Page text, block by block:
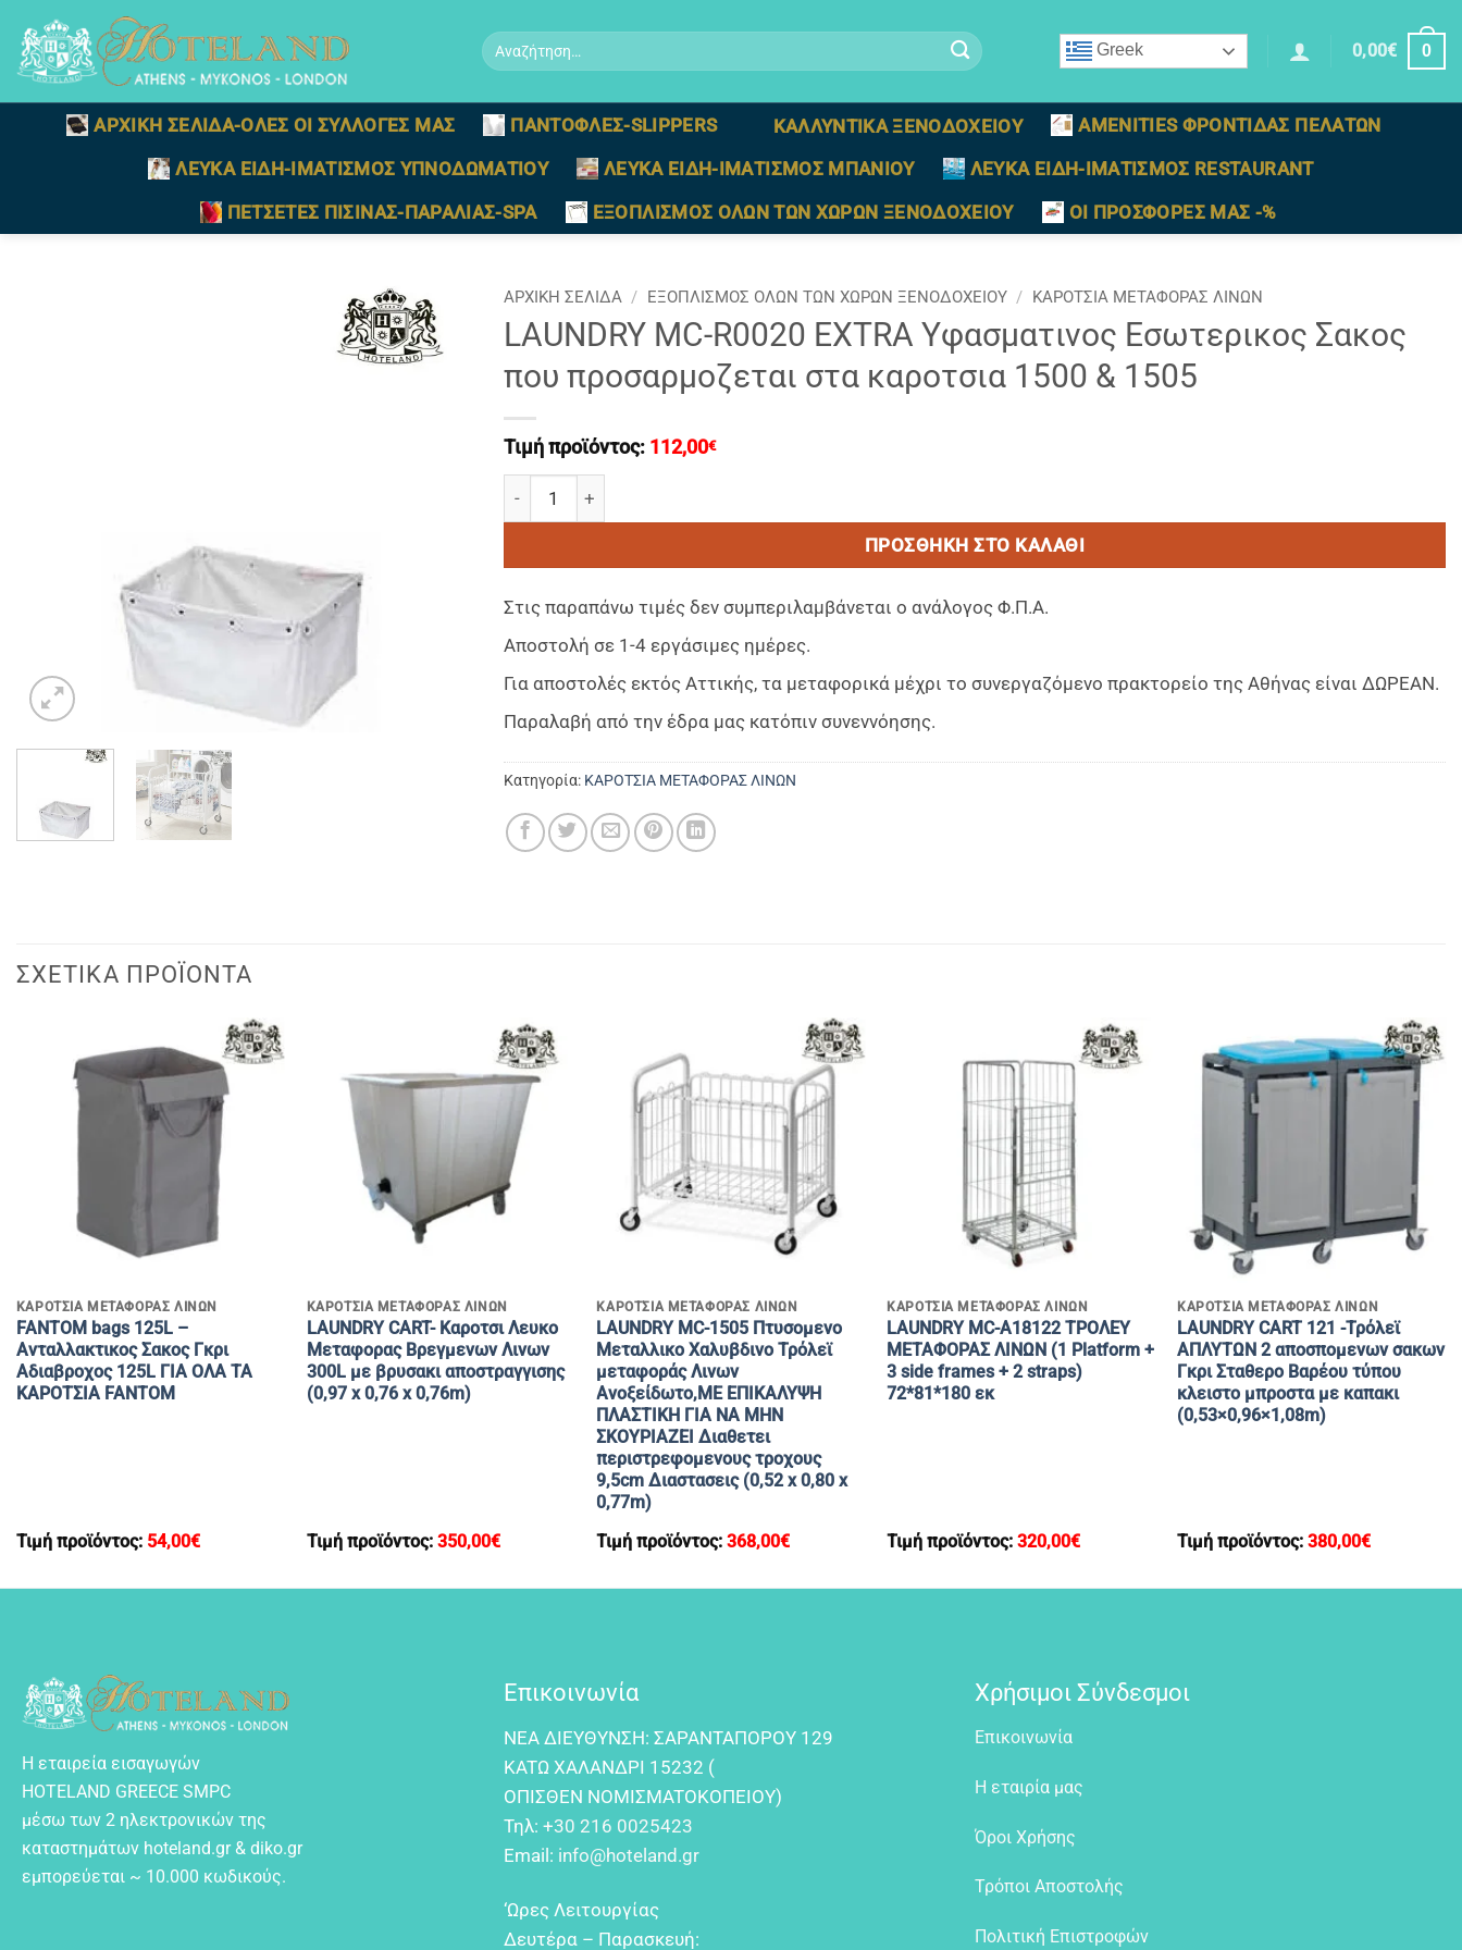
στο
περιεχόμενο
Αναζήτηση
για:
Greek 0,00€ 0
ΑΡΧΙΚΗ ΣΕΛΙΔΑ-ΟΛΕΣ ΟΙ ΣΥΛΛΟΓΕΣ ΜΑΣ ΠΑΝΤΟΦΛΕΣ-SLIPPERS ΚΑΛΛΥΝΤΙΚΑ ΞΕΝΟΔΟΧΕΙΟΥ
AMENITIES ΦΡΟΝΤΙΔΑΣ ΠΕΛΑΤΩΝ
ΛΕΥΚΑ ΕΙΔΗ-ΙΜΑΤΙΣΜΟΣ ΥΠΝΟΔΩΜΑΤΙΟΥ
ΛΕΥΚΑ ΕΙΔΗ-ΙΜΑΤΙΣΜΟΣ ΜΠΑΝΙΟΥ
ΛΕΥΚΑ ΕΙΔΗ-ΙΜΑΤΙΣΜΟΣ RESTAURANT
ΠΕΤΣΕΤΕΣ ΠΙΣΙΝΑΣ-ΠΑΡΑΛΙΑΣ-SPA
ΕΞΟΠΛΙΣΜΟΣ ΟΛΩΝ ΤΩΝ ΧΩΡΩΝ ΞΕΝΟΔΟΧΕΙΟΥ ΟΙ ΠΡΟΣΦΟΡΕΣ ΜΑΣ -%
ΑΡΧΙΚΉ ΣΕΛΊΔΑ / ΕΞΟΠΛΙΣΜΟΣ ΟΛΩΝ ΤΩΝ ΧΩΡΩΝ ΞΕΝΟΔΟΧΕΙΟΥ / KAΡΟΤΣΙΑ ΜΕΤΑΦΟΡΑΣ ΛΙΝΩΝ
LAUNDRY MC-R0020 EXTRA Yφασματινος Eσωτερικος Σακος
που προσαρμοζεται στα καροτσια 1500 & 1505
Τιμή προϊόντος: 112,00€
LAUNDRY MC-R0020 EXTRA Yφασματινος Eσωτερικος Σακος που προσαρμοζεται στα καροτσια 1500 & 1505 ποσότητα
ΠΡΟΣΘΉΚΗ ΣΤΟ ΚΑΛΆΘΙ
Στις παραπάνω τιμές δεν συμπεριλαμβάνεται ο ανάλογος Φ.Π.Α.
Αποστολή σε 1-4 εργάσιμες ημέρες.
Για αποστολές εκτός Αττικής, τα μεταφορικά μέχρι το συνεργαζόμενο πρακτορείο της Αθήνας είναι ΔΩΡΕΑΝ.
Παραλαβή από την έδρα μας κατόπιν συνεννόησης.
Κατηγορία: KAΡΟΤΣΙΑ ΜΕΤΑΦΟΡΑΣ ΛΙΝΩΝ
ΣΧΕΤΙΚΆ ΠΡΟΪΌΝΤΑ
KAΡΟΤΣΙΑ ΜΕΤΑΦΟΡΑΣ ΛΙΝΩΝ
FANTOM bags 125L –
Aνταλλακτικος Σακος Γκρι
Aδιαβροχος 125L ΓΙΑ ΟΛΑ ΤΑ
ΚΑΡΟΤΣΙΑ FANTOM
Τιμή προϊόντος: 54,00€
KAΡΟΤΣΙΑ ΜΕΤΑΦΟΡΑΣ ΛΙΝΩΝ
LAUNDRY CART- Kαροτσι Λευκο
Μεταφορας Βρεγμενων Λινων
300L με βρυσακι αποστραγγισης
(0,97 x 0,76 x 0,76m)
Τιμή προϊόντος: 350,00€
KAΡΟΤΣΙΑ ΜΕΤΑΦΟΡΑΣ ΛΙΝΩΝ
LAUNDRY MC-1505 Πτυσομενο
Μεταλλικο Χαλυβδινο Τρόλεϊ
μεταφοράς Λινων
Ανοξείδωτο,ΜΕ ΕΠΙΚΑΛΥΨΗ
ΠΛΑΣΤΙΚΗ ΓΙΑ ΝΑ ΜΗΝ
ΣΚΟΥΡΙΑΖΕΙ Διαθετει
περιστρεφομενους τροχους
9,5cm Διαστασεις (0,52 x 0,80 x
0,77m)
Τιμή προϊόντος:368,00€
KAΡΟΤΣΙΑ ΜΕΤΑΦΟΡΑΣ ΛΙΝΩΝ
LAUNDRY MC-Α18122 ΤΡΟΛΕΥ
ΜΕΤΑΦΟΡΑΣ ΛΙΝΩΝ (1 Platform +
3 side frames + 2 straps)
72*81*180 εκ
Τιμή προϊόντος:320,00€
KAΡΟΤΣΙΑ ΜΕΤΑΦΟΡΑΣ ΛΙΝΩΝ
LAUNDRY CART 121 -Τρόλεϊ
ΑΠΛΥΤΩΝ 2 αποσπομενων σακων
Γκρι Σταθερο Bαρέου τύπου
κλειστο μπροστα με καπακι
(0,53×0,96×1,08m)
Τιμή προϊόντος: 380,00€
Η εταιρεία εισαγωγών
HOTELAND GREECE SMPC
μέσω των 2 ηλεκτρονικών της
καταστημάτων hoteland.gr & diko.gr
εμπορεύεται ~ 10.000 κωδικούς.
Επικοινωνία
NEA ΔIEYΘYNΣH: ΣAPANTAΠOPOY 129
KATΩ XAΛANΔPI 15232 (
OΠIΣΘEN NOMIΣMATOKOΠEIOY)
Τηλ: +30 216 0025423
Email: info@hoteland.gr
‘Ωρες Λειτουργίας
Δευτέρα – Παρασκευή:
Χρήσιμοι Σύνδεσμοι
Επικοινωνία
Η εταιρία μας
Όροι Χρήσης
Τρόποι Αποστολής
Πολιτική Επιστροφών